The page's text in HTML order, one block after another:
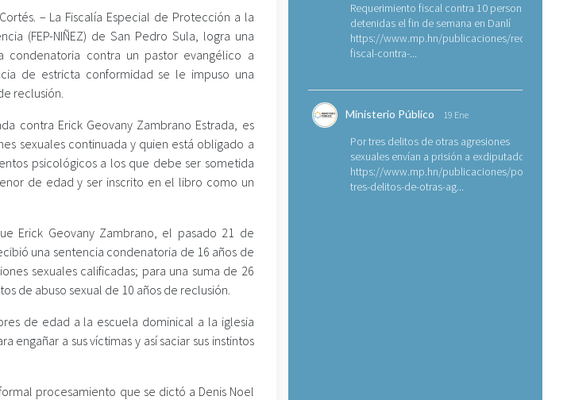
– La Fiscalía Especial de Protección a la
(FEP-NIÑEZ) de San Pedro Sula, logra una
condenatoria contra un pastor evangélico a
de estricta conformidad se le impuso una
reclusión.
contra Erick Geovany Zambrano Estrada, es
sexuales continuada y quien está obligado a
psicológicos a los que debe ser sometida
de edad y ser inscrito en el libro como un
Erick Geovany Zambrano, el pasado 21 de
una sentencia condenatoria de 16 años de
sexuales calificadas; para una suma de 26
de abuso sexual de 10 años de reclusión.
de edad a la escuela dominical a la iglesia
a sus víctimas y así saciar sus instintos
procesamiento que se dictó a Denis Noel
Requerimiento fiscal contra 10 personas
detenidas el fin de semana en Danlí
https://www.mp.hn/publicaciones/
fiscal-contra-...
Ministerio Público 19 Ene
Por tres delitos de otras agresiones
sexuales envían a prisión a exdiputado
https://www.mp.hn/publicaciones/por-
tres-delitos-de-otras-ag...